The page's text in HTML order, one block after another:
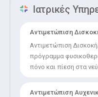
Ιατρικές
Αντιμετώπιση
Αντιμετώπιση
πρόγραμμα
πόνο και πίεση στα
Αντιμετώπιση